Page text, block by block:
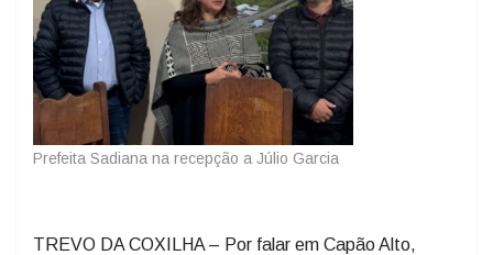
Prefeita Sadiana na recepção a Júlio Garcia
TREVO DA COXILHA – Por falar em Capão Alto,